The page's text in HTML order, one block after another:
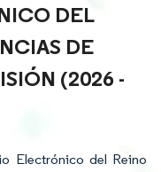
DEL
DE
(2026 -
Electrónico del Reino